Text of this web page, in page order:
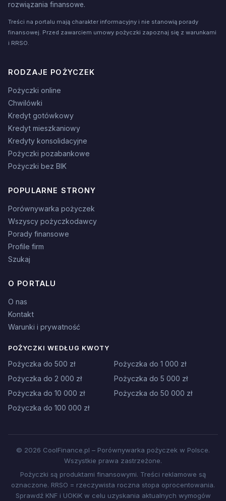
rozwiązania finansowe.
Treści na portalu mają charakter informacyjny i nie stanowią porady
finansowej. Przed zawarciem umowy pożyczki zapoznaj się z warunkami
i RRSO.
RODZAJE POŻYCZEK
Pożyczki online
Chwilówki
Kredyt gotówkowy
Kredyt mieszkaniowy
Kredyty konsolidacyjne
Pożyczki pozabankowe
Pożyczki bez BIK
POPULARNE STRONY
Porównywarka pożyczek
Wszyscy pożyczkodawcy
Porady finansowe
Profile firm
Szukaj
O PORTALU
O nas
Kontakt
Warunki i prywatność
POŻYCZKI WEDŁUG KWOTY
Pożyczka do 500 zł
Pożyczka do 1 000 zł
Pożyczka do 2 000 zł
Pożyczka do 5 000 zł
Pożyczka do 10 000 zł
Pożyczka do 50 000 zł
Pożyczka do 100 000 zł
© 2026 CoolFinance.pl – Porównywarka pożyczek w Polsce.
Wszystkie prawa zastrzeżone.
Pożyczki są produktami finansowymi. Treści reklamowe są
oznaczone. RRSO = rzeczywista roczna stopa oprocentowania.
Sprawdź KNF i UOKiK w celu uzyskania aktualnych wymogów